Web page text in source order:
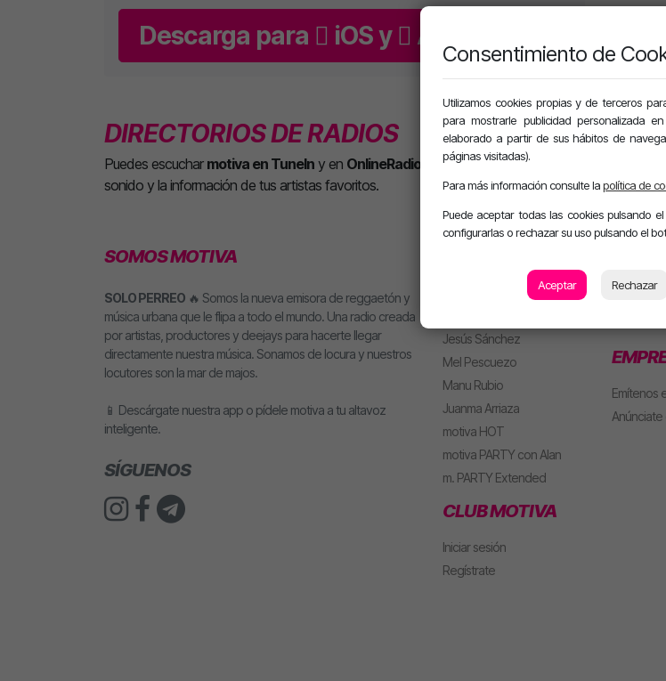
Descarga para iOS y Android
DIRECTORIOS DE RADIOS
Puedes escuchar motiva en TuneIn y en OnlineRadioBoxcon la mejor calidad de
sonido y la información de tus artistas favoritos.
SOMOS MOTIVA
SOLO PERREO 🔥 Somos la nueva emisora de reggaetón y
música urbana que le flipa a todo el mundo. Una radio creada
por artistas, productores y deejays para hacerte llegar
directamente nuestra música. Sonamos de locura y nuestros
locutores son la mar de majos.
📱 Descárgate nuestra app o pídele motiva a tu altavoz
inteligente.
SÍGUENOS
Jesús Sánchez
Mel Pescuezo
Manu Rubio
Juanma Arriaza
motiva HOT
motiva PARTY con Alan
m. PARTY Extended
CLUB MOTIVA
Iniciar sesión
Regístrate
Playlist
Emítenos
Anúnciate
Consentimiento de
Utilizamos cookies propias y de terceros
para mostrarle publicidad personalizada
elaborado a partir de sus hábitos de
páginas visitadas).
Para más información consulte lapolítica de
Puede aceptar todas las cookies pulsando
configurarlas o rechazar su uso pulsando el
Aceptar Rechazar